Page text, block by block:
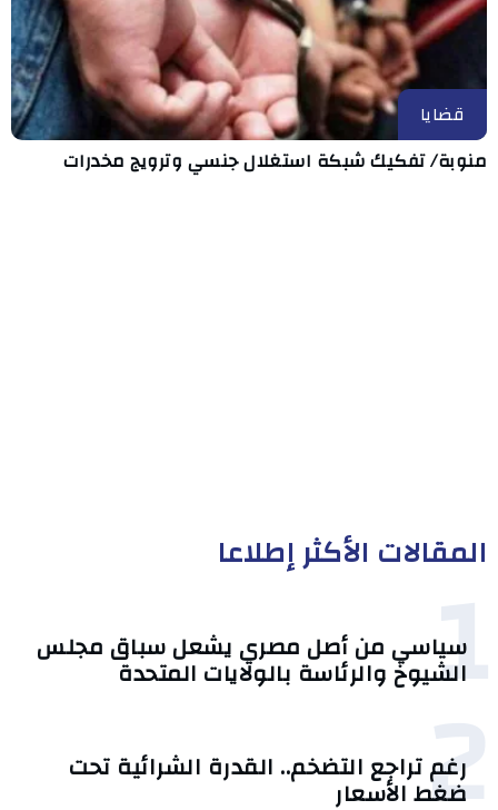
قضايا
منوبة/ تفكيك شبكة استغلال جنسي وترويج مخدرات
المقالات الأكثر إطلاعا
1
سياسي من أصل مصري يشعل سباق مجلس
الشيوخ والرئاسة بالولايات المتحدة
2
رغم تراجع التضخم.. القدرة الشرائية تحت
ضغط الأسعار